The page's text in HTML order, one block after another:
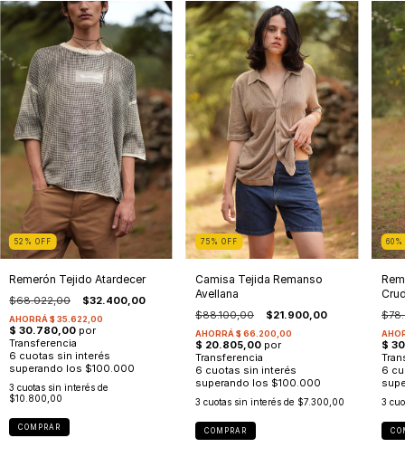
52 % OFF
Remerón Tejido Atardecer
$68.022,00 $32.400,00
3 cuotas sin interés de
$10.800,00
COMPRAR
75 % OFF
Camisa Tejida Remanso
Avellana
$88.100,00 $21.900,00
3 cuotas sin interés de $7.300,00
COMPRAR
60
3